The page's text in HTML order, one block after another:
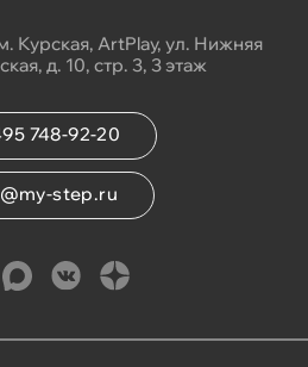
Курская, ArtPlay, ул. Нижняя
д. 10, стр. 3, 3 этаж
748-92-20
step.ru